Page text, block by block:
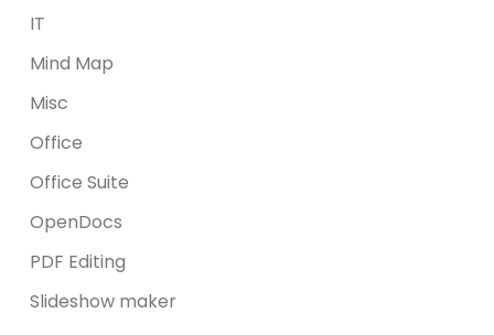
IT
Mind Map
Misc
Office
Office Suite
OpenDocs
PDF Editing
Slideshow maker